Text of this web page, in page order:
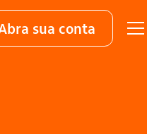
sua conta